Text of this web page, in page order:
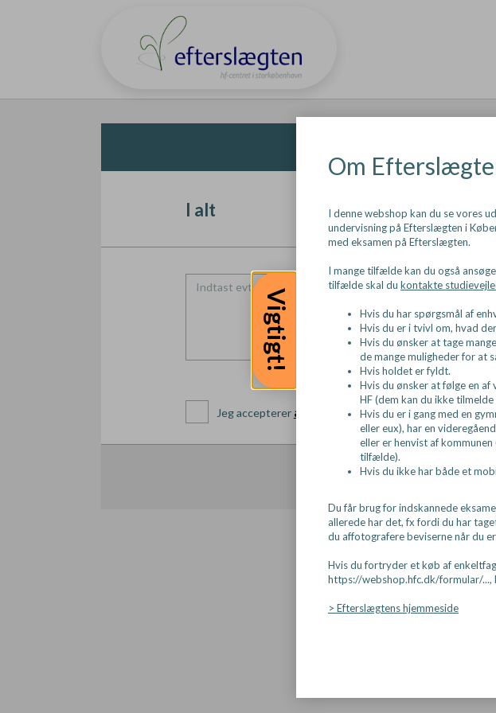
I alt
Jeg accepterer ansøgnings-, handels- og
Vigtigt!
Om
I denne webshop kan du se vores
undervisning på Efterslægten i
med eksamen på Efterslægten.
I mange tilfælde kan du også
tilfælde skal du kontakte
Hvis du har spørgsmål af
Hvis du er i tvivl om, hvad
Hvis du ønsker at tage
de mange muligheder for at
Hvis holdet er fyldt.
Hvis du ønsker at følge en
HF (dem kan du ikke
Hvis du er i gang med en
eller eux), har en
eller er henvist af
tilfælde).
Hvis du ikke har både et
Du får brug for indskannede
allerede har det, fx fordi du har
du affotografere beviserne når du
Hvis du fortryder et køb af
https://webshop.hfc.dk/formular/
> Efterslægtens hjemmeside